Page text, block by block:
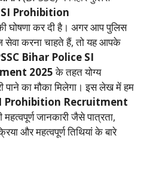
SI Prohibition
घोषणा कर दी है। अगर आप पुलिस
सेवा करना चाहते हैं, तो यह आपके
Bihar Police SI
2025के तहत योग्य
पाने का मौका मिलेगा। इस लेख में हम
Prohibition Recruitment
जानकारी जैसे पात्रता,
और महत्वपूर्ण तिथियां के बारे